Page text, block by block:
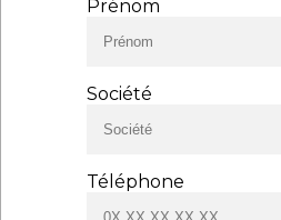
Prénom
Société
Téléphone